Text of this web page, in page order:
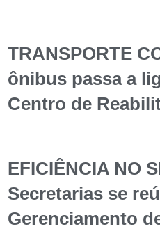
TRANSPORTE
ônibus passa a
Centro de
EFICIÊNCIA NO
Secretarias se
Gerenciamento